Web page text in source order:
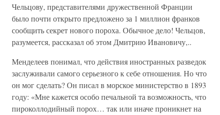
Чельцову, представителями дружественной Франции
было почти открыто предложено за 1 миллион франков
сообщить секрет нового пороха. Обычное дело! Чельцов,
разумеется, рассказал об этом Дмитрию Ивановичу,..
Менделеев понимал, что действия иностранных разведок
заслуживали самого серьезного к себе отношения. Но что
он мог сделать? Он писал в морское министерство в 1893
году: «Мне кажется особо печальной та возможность, что
пироколлодийный порох… так или иначе проникнет на